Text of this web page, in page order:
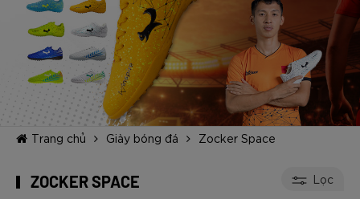
TIẾP TỤC MUA HÀNG
Trang chủ Giày bóng đá Zocker Space
ZOCKER SPACE Lọc